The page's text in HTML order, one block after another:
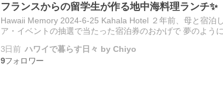
フランスからの留学生が作る地中海料理ランチ✨
Hawaii Memory 2024-6-25 Kahala Hotel ２年前、母と宿泊
ア・イベントの抽選で当たった宿泊券のおかげで 夢のよう
3日前 ハワイで暮らす日々 by Chiyo
9